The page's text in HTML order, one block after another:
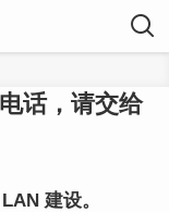
话，请交给
建设。